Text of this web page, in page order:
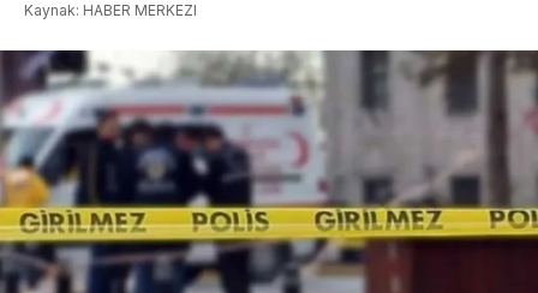
Kaynak: HABER MERKEZI